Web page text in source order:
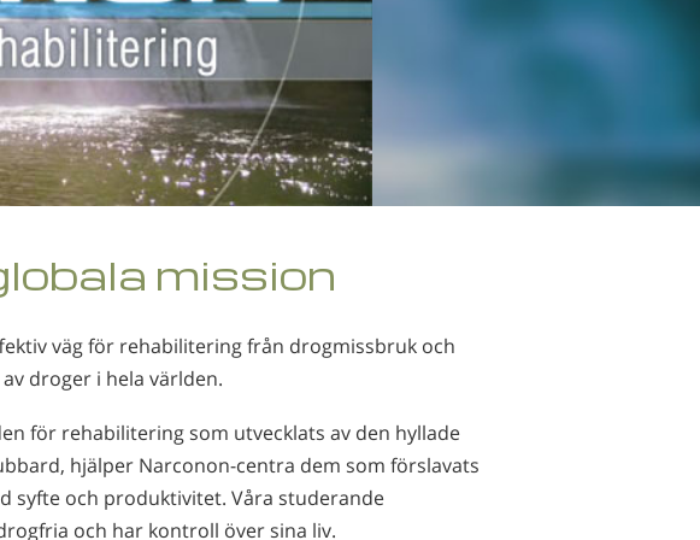
mission
väg för rehabilitering från drogmissbruk och
droger i hela världen.
för rehabilitering som utvecklats av den hyllade
hjälper Narconon-centra dem som förslavats
syfte och produktivitet. Våra studerande
och har kontroll över sina liv.